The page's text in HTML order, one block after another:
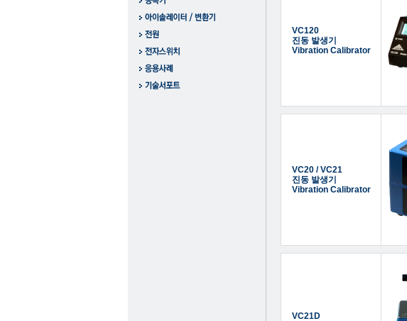
VC120
진동 발생기
Vibration Calibrator
VC20 / VC21
진동 발생기
Vibration Calibrator
VC21D